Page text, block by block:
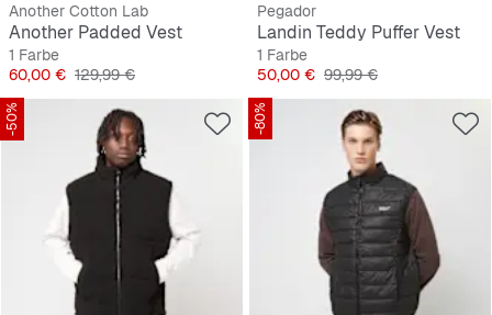
Another Cotton Lab
Another Padded Vest
1 Farbe
Preis
60,00 € Originalpreis
129,99 €
Pegador
Landin Teddy Puffer Vest
1 Farbe
Preis
50,00 € Originalpreis
99,99 €
-50% -80%